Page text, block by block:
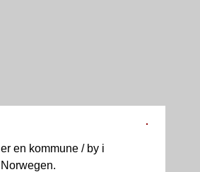
er en kommune / by i
Norwegen.